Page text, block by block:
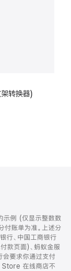
转换器)
示例 (仅显示整数数
付账单为准。上述分
行、中国工商银行
款页面)、蚂蚁金服
会要求你通过支付
Store 在线商店不